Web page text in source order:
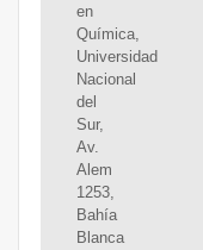
en
Química,
Universidad
Nacional
del
Sur,
Av.
Alem
1253,
Bahía
Blanca